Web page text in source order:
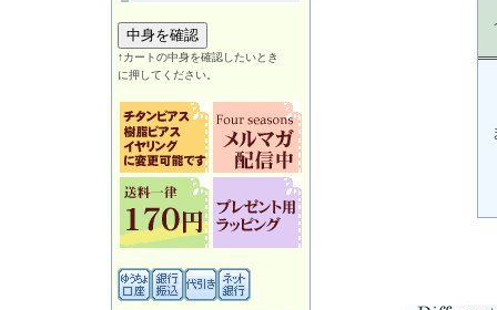
↑カートの中身を確認したいとき
に押してください。